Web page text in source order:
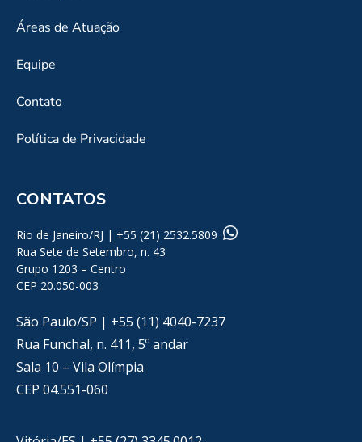
Áreas de Atuação
Equipe
Contato
Política de Privacidade
CONTATOS
Rio de Janeiro/RJ | +55 (21) 2532.5809
Rua Sete de Setembro, n. 43
Grupo 1203 – Centro
CEP 20.050-003
São Paulo/SP | +55 (11) 4040-7237
Rua Funchal, n. 411, 5º andar
Sala 10 – Vila Olímpia
CEP 04.551-060